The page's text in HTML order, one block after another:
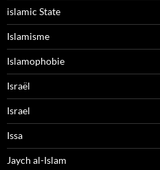
islamic State
Islamisme
Islamophobie
Israël
Israel
Issa
Jaych al-Islam